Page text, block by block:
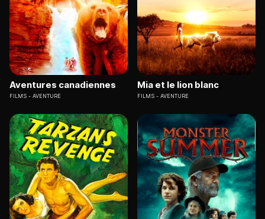
Aventures canadiennes
FILMS AVENTURE
Mia et le lion blanc
FILMS AVENTURE